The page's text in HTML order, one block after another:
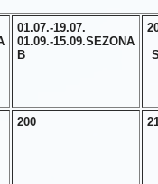
01.07.-19.07.
01.09.-15.09.SEZONA
B
200